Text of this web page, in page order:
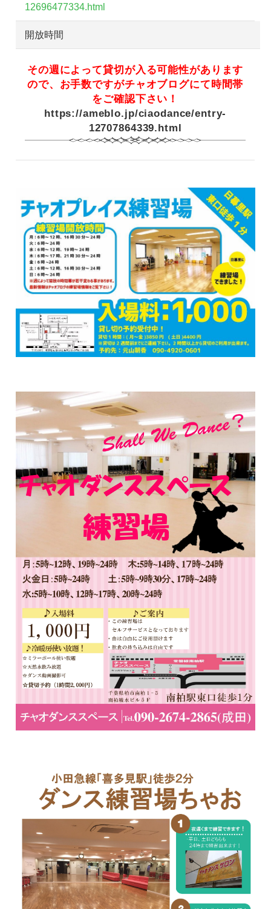
12696477334.html
開放時間
その週によって貸切が入る可能性があります
ので、お手数ですがチャオブログにて時間帯
をご確認下さい！
https://ameblo.jp/ciaodance/entry-
12707864339.html